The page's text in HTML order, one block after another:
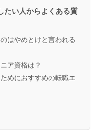
たい人からよくある質
はやめとけと言われる
ア資格は？
めにおすすめの転職エ